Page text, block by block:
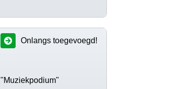
Onlangs toegevoegd!
"Muziekpodium"